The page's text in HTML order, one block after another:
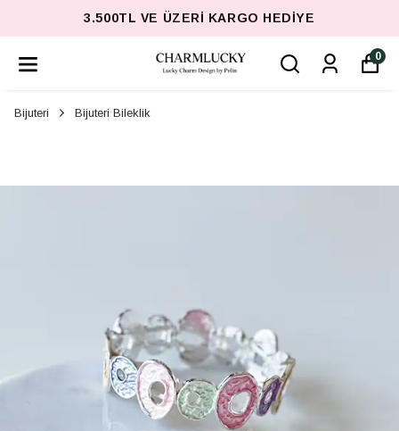
3.500TL VE ÜZERI KARGO HEDIYE
0
Bijuteri Bijuteri Bileklik